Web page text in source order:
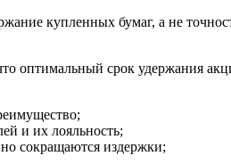
купленных бумаг, а не
оптимальный срок удержания
и их лояльность;
сокращаются издержки;